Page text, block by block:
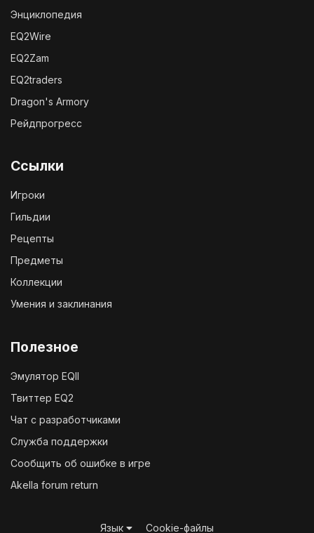
Энциклопедия
EQ2Wire
EQ2Zam
EQ2traders
Dragon's Armory
Рейдпрогресс
Ссылки
Игроки
Гильдии
Рецепты
Предметы
Коллекции
Умения и заклинания
Полезное
Эмулятор EQII
Твиттер EQ2
Чат с разработчиками
Служба поддержки
Сообщить об ошибке в игре
Akella forum return
Язык Cookie-файлы